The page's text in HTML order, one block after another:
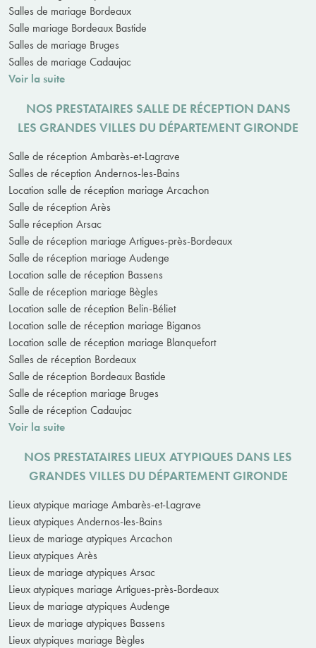
Salles de mariage Bordeaux
Salle mariage Bordeaux Bastide
Salles de mariage Bruges
Salles de mariage Cadaujac
Voir la suite
NOS PRESTATAIRES SALLE DE RÉCEPTION DANS
LES GRANDES VILLES DU DÉPARTEMENT GIRONDE
Salle de réception Ambarès-et-Lagrave
Salles de réception Andernos-les-Bains
Location salle de réception mariage Arcachon
Salle de réception Arès
Salle réception Arsac
Salle de réception mariage Artigues-près-Bordeaux
Salle de réception mariage Audenge
Location salle de réception Bassens
Salle de réception mariage Bègles
Location salle de réception Belin-Béliet
Location salle de réception mariage Biganos
Location salle de réception mariage Blanquefort
Salles de réception Bordeaux
Salle de réception Bordeaux Bastide
Salle de réception mariage Bruges
Salle de réception Cadaujac
Voir la suite
NOS PRESTATAIRES LIEUX ATYPIQUES DANS LES
GRANDES VILLES DU DÉPARTEMENT GIRONDE
Lieux atypique mariage Ambarès-et-Lagrave
Lieux atypiques Andernos-les-Bains
Lieux de mariage atypiques Arcachon
Lieux atypiques Arès
Lieux de mariage atypiques Arsac
Lieux atypiques mariage Artigues-près-Bordeaux
Lieux de mariage atypiques Audenge
Lieux de mariage atypiques Bassens
Lieux atypiques mariage Bègles